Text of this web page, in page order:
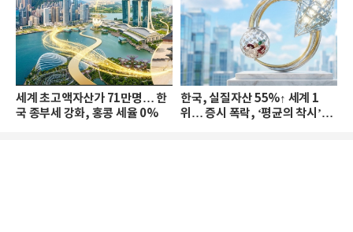
세계 초고액자산가 71만명… 한
국 종부세 강화, 홍콩 세율 0%
한국, 실질자산 55%↑ 세계 1
위… 증시 폭락, ‘평균의 착시’와